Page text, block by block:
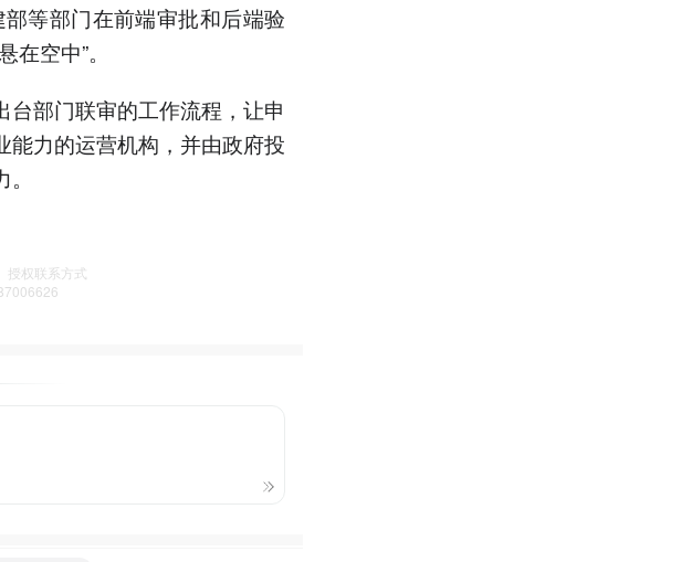
等部门在前端审批和后端验
空中”。
部门联审的工作流程，让申
力的运营机构，并由政府投
授权联系方式